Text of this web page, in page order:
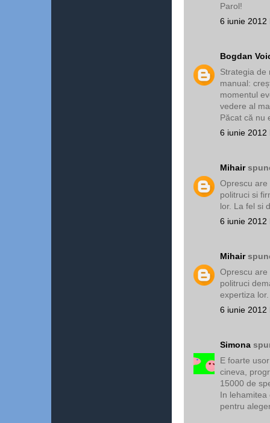
Parol!
6 iunie 2012
Bogdan
Strategia de
manual:
momentul
vedere al
Păcat că nu
6 iunie 2012
Mihair
Oprescu are
politruci si
lor. La fel si
6 iunie 2012
Mihair
Oprescu are
politruci
expertiza
6 iunie 2012
Simona
E foarte
cineva,
15000 de
In
pentru